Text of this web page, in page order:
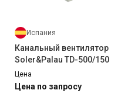
Испания
Канальный вентилятор
Soler&Palau TD-500/150
Цена
Цена по запросу